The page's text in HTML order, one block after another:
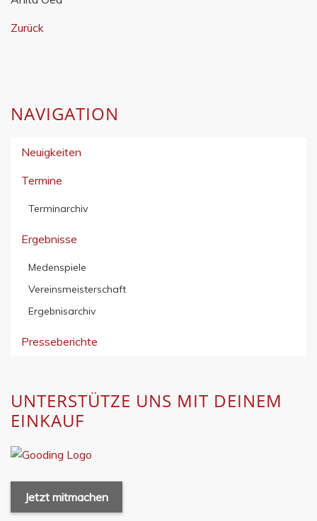
Zurück
NAVIGATION
Neuigkeiten
Termine
Terminarchiv
Ergebnisse
Medenspiele
Vereinsmeisterschaft
Ergebnisarchiv
Presseberichte
UNTERSTÜTZE UNS MIT DEINEM
EINKAUF
Jetzt mitmachen